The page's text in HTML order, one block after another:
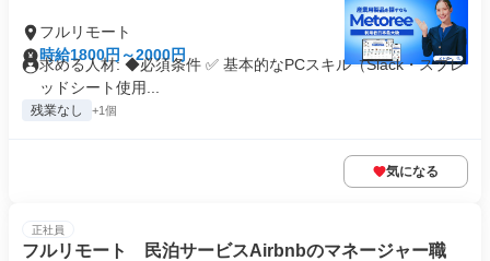
フルリモート
時給1800円～2000円
求める人材: ◆必須条件 ✅ 基本的なPCスキル（Slack・スプレ
ッドシート使用...
残業なし +1個
気になる
正社員
フルリモート 民泊サービスAirbnbのマネージャー職